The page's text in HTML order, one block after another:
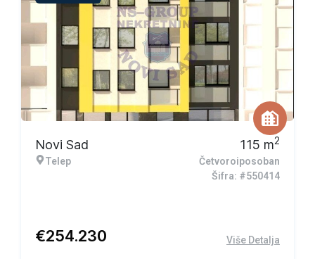
Novi Sad
Telep
115 m2
Četvoroiposoban
Šifra: #550414
€254.230 Više Detalja